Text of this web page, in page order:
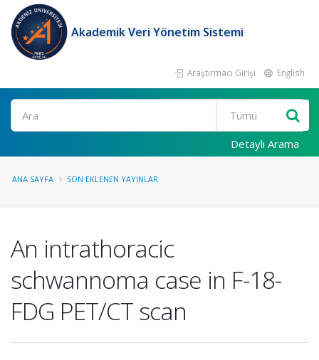
Akademik Veri Yönetim Sistemi
Araştırmacı Girişi English
Ara
Detaylı Arama
ANA SAYFA SON EKLENEN YAYINLAR
An intrathoracic
schwannoma case in F-18-
FDG PET/CT scan